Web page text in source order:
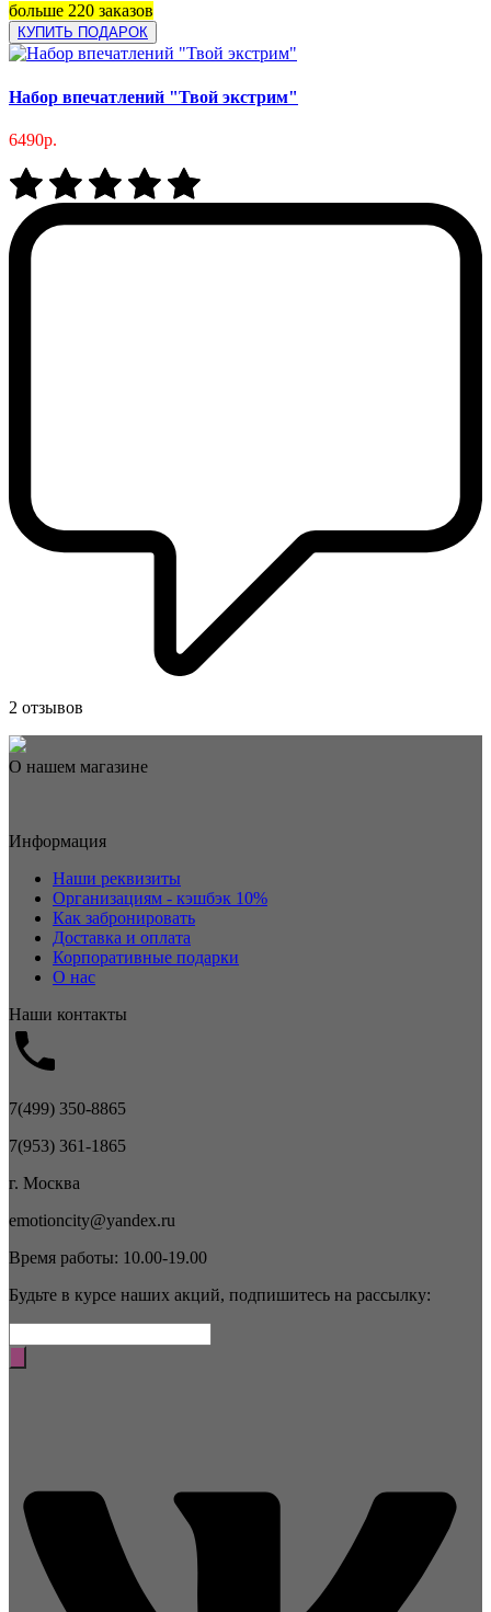
больше 220 заказов
КУПИТЬ ПОДАРОК
Набор впечатлений "Твой экстрим"
6490р.
2 отзывов
О нашем магазине
Информация
Наши реквизиты
Организациям - кэшбэк 10%
Как забронировать
Доставка и оплата
Корпоративные подарки
О нас
Наши контакты
7(499) 350-8865
7(953) 361-1865
г. Москва
emotioncity@yandex.ru
Время работы: 10.00-19.00
Будьте в курсе наших акций, подпишитесь на рассылку: